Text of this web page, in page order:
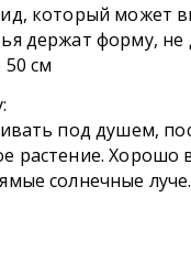
который может
держат форму, не
см
под душем,
растение. Хорошо
солнечные